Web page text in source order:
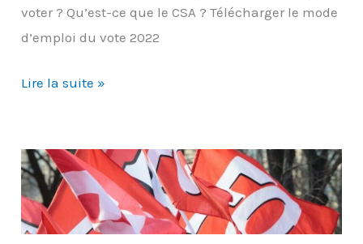
voter ? Qu’est-ce que le CSA ? Télécharger le mode
d’emploi du vote 2022
Élections
:
nouvelles
modalités
de
Lire la suite »